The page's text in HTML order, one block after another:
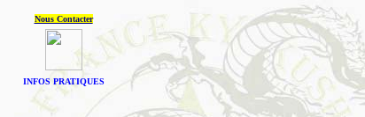
Nous Contacter
INFOS PRATIQUES